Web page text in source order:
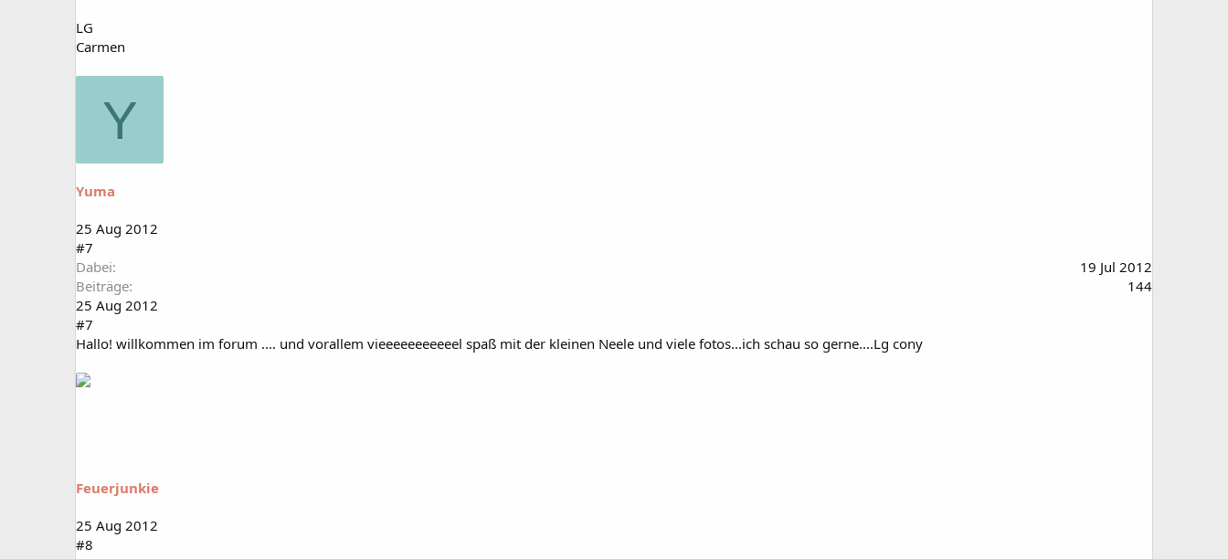
LG
Carmen
Y
Yuma
25 Aug 2012
#7
Dabei
19 Jul 2012
Beiträge
144
25 Aug 2012
#7
Hallo! willkommen im forum .... und vorallem vieeeeeeeeeeel spaß mit der kleinen Neele und viele fotos...ich schau so gerne....Lg cony
Feuerjunkie
25 Aug 2012
#8